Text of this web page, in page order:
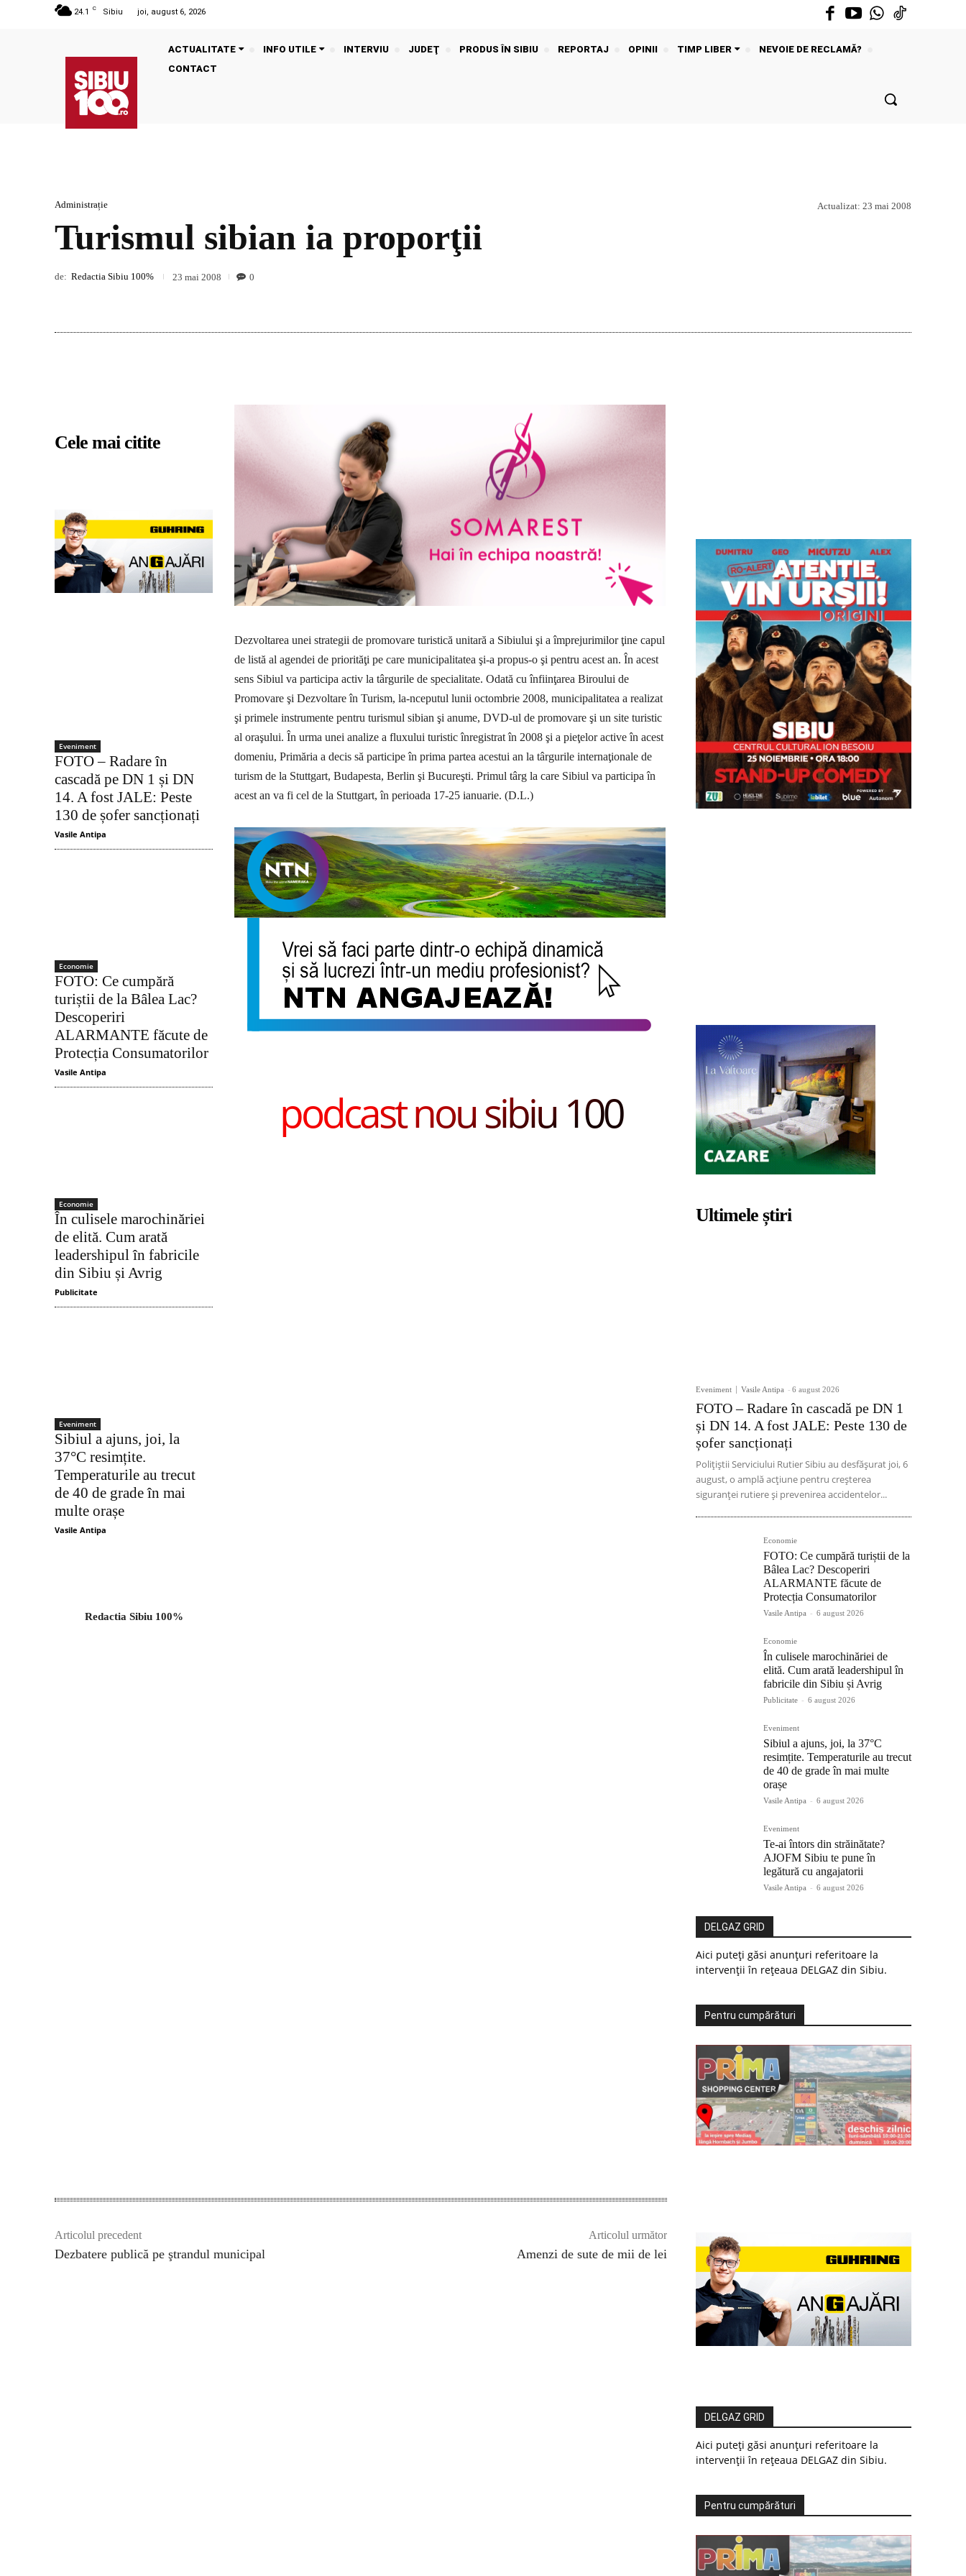
24.1 C Sibiu joi, august 6, 2026
ACTUALITATE INFO UTILE INTERVIU JUDEŢ PRODUS ÎN SIBIU REPORTAJ OPINII TIMP LIBER
NEVOIE DE RECLAMĂ?
CONTACT
Administrație Actualizat: 23 mai 2008
Turismul sibian ia proporţii
de: Redactia Sibiu 100% 23 mai 2008 0
Cele mai citite
Eveniment
FOTO – Radare în
cascadă pe DN 1 și DN
14. A fost JALE: Peste
130 de șofer sancționați
Vasile Antipa
Economie
FOTO: Ce cumpără
turiștii de la Bâlea Lac?
Descoperiri
ALARMANTE făcute de
Protecția Consumatorilor
Vasile Antipa
Economie
În culisele marochinăriei
de elită. Cum arată
leadershipul în fabricile
din Sibiu și Avrig
Publicitate
Eveniment
Sibiul a ajuns, joi, la
37°C resimțite.
Temperaturile au trecut
de 40 de grade în mai
multe orașe
Vasile Antipa
Redactia Sibiu 100%
Dezvoltarea unei strategii de promovare turistică unitară a Sibiului şi a împrejurimilor ţine capul
de listă al agendei de priorităţi pe care municipalitatea şi-a propus-o şi pentru acest an. În acest
sens Sibiul va participa activ la târgurile de specialitate. Odată cu înfiinţarea Biroului de
Promovare şi Dezvoltare în Turism, la-nceputul lunii octombrie 2008, municipalitatea a realizat
şi primele instrumente pentru turismul sibian şi anume, DVD-ul de promovare şi un site turistic
al oraşului. În urma unei analize a fluxului turistic înregistrat în 2008 şi a pieţelor active în acest
domeniu, Primăria a decis să participe în prima partea acestui an la târgurile internaţionale de
turism de la Stuttgart, Budapesta, Berlin şi Bucureşti. Primul târg la care Sibiul va participa în
acest an va fi cel de la Stuttgart, în perioada 17-25 ianuarie. (D.L.)
podcast nou sibiu 100
Ultimele știri
Eveniment Vasile Antipa - 6 august 2026
FOTO – Radare în cascadă pe DN 1
și DN 14. A fost JALE: Peste 130 de
șofer sancționați
Polițiștii Serviciului Rutier Sibiu au desfășurat joi, 6
august, o amplă acțiune pentru creșterea
siguranței rutiere și prevenirea accidentelor...
Economie
FOTO: Ce cumpără turiștii de la
Bâlea Lac? Descoperiri
ALARMANTE făcute de
Protecția Consumatorilor
Vasile Antipa - 6 august 2026
Economie
În culisele marochinăriei de
elită. Cum arată leadershipul în
fabricile din Sibiu și Avrig
Publicitate - 6 august 2026
Eveniment
Sibiul a ajuns, joi, la 37°C
resimțite. Temperaturile au trecut
de 40 de grade în mai multe
orașe
Vasile Antipa - 6 august 2026
Eveniment
Te-ai întors din străinătate?
AJOFM Sibiu te pune în
legătură cu angajatorii
Vasile Antipa - 6 august 2026
DELGAZ GRID
Aici puteți găsi anunțuri referitoare la
intervenții în rețeaua DELGAZ din Sibiu.
Pentru cumpărături
Articolul precedent
Dezbatere publică pe ştrandul municipal
Articolul următor
Amenzi de sute de mii de lei
DELGAZ GRID
Aici puteți găsi anunțuri referitoare la
intervenții în rețeaua DELGAZ din Sibiu.
Pentru cumpărături